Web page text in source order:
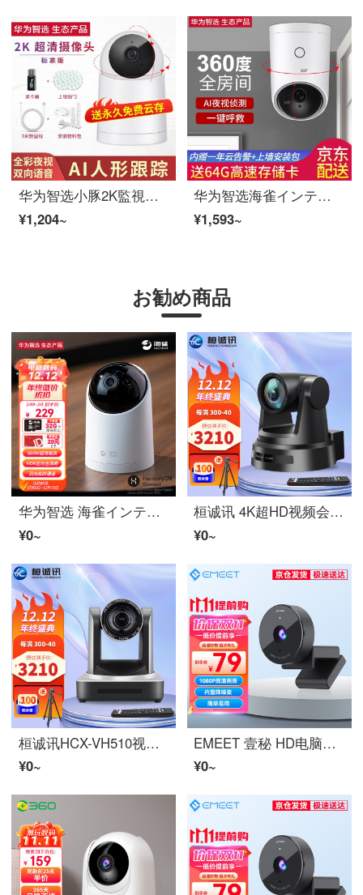
华为智选小豚2K監視防犯カメラ家庭モニター家用ワイヤレスwifiインターネット360°パノラマインテリジェントビデオカメラHD夜視スマホリモートで商用 標準版【读卡器+上墙贴+3年换新】
¥1,204~
华为智选海雀インテリジェント防犯カメラ家用モニター1080PHDフルカラー夜視ワイヤレスWifiインターネット360°スマホリモートで通话室内ビデオカメラ 华为海雀防犯カメラ【スーパークリア版】+64G卡+上墙包
¥1,593~
お勧め商品
华为智选 海雀インテリジェント家用防犯カメラ3K 500万像素 逆光清晰 AI哭声人形侦测 ワイヤレスインテリジェントインターネット 室内モニタービデオカメラ
¥0~
桓诚讯 4K超HD视频会议防犯カメラAI人形追踪NDI直播广角雲台ビデオカメラHDMI+SDI+U3+LAN 黑HCX-VH590R 12倍1080P
¥0~
桓诚讯HCX-VH510视频会议防犯カメラHDMI SDI USBHD直播录播电脑雲台ビデオカメラ广角ズーム装置 12倍USB3.0+LAN
¥0~
EMEET 壹秘 HD电脑防犯カメラ 内置麦克风 笔记本电脑台式机防犯カメラ 网课学习考研面试会议直播防犯カメラ 1080P全HD丨即插即用 免驱动网课防犯カメラ
¥0~